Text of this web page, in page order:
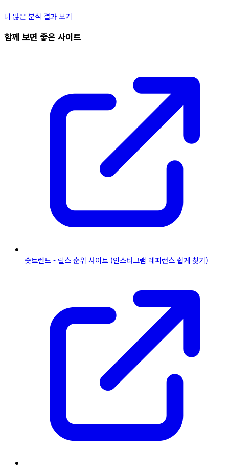
더 많은 분석 결과 보기
함께 보면 좋은 사이트
숏트렌드 - 릴스 순위 사이트 (인스타그램 레퍼런스 쉽게 찾기)